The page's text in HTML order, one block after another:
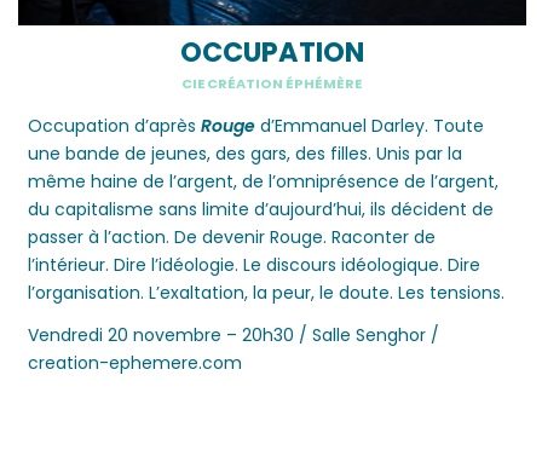
OCCUPATION
CIE CRÉATION ÉPHÉMÈRE
Occupation d’après Rouge d’Emmanuel Darley. Toute
une bande de jeunes, des gars, des filles. Unis par la
même haine de l’argent, de l’omniprésence de l’argent,
du capitalisme sans limite d’aujourd’hui, ils décident de
passer à l’action. De devenir Rouge. Raconter de
l’intérieur. Dire l’idéologie. Le discours idéologique. Dire
l’organisation. L’exaltation, la peur, le doute. Les tensions.
Vendredi 20 novembre – 20h30 / Salle Senghor /
creation-ephemere.com